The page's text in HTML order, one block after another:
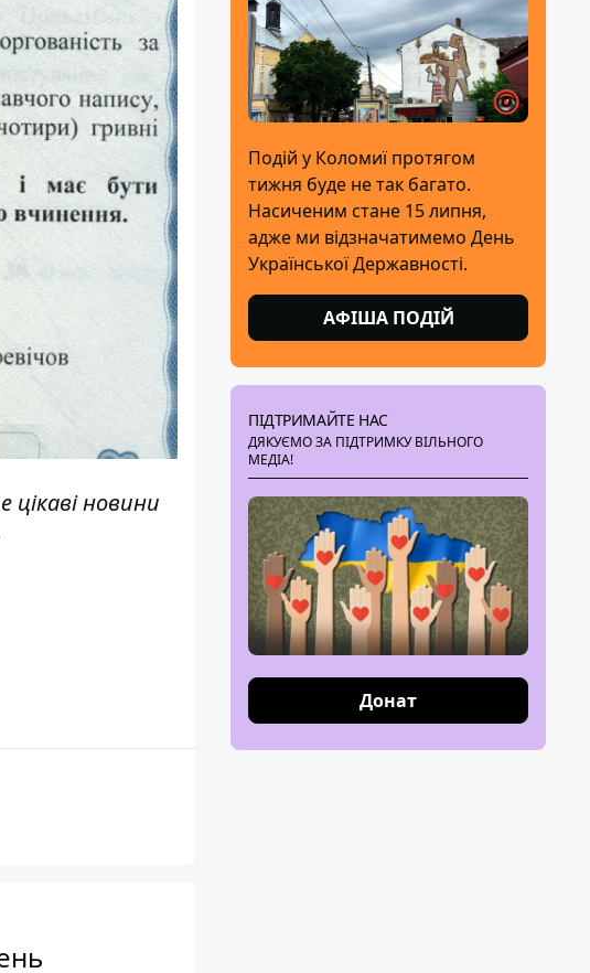
новини
Подій у Коломиї протягом
тижня буде не так багато.
Насиченим стане 15 липня,
адже ми відзначатимемо День
Української Державності.
АФІША ПОДІЙ
ПІДТРИМАЙТЕ НАС
ДЯКУЄМО ЗА ПІДТРИМКУ ВІЛЬНОГО
МЕДІА!
Донат